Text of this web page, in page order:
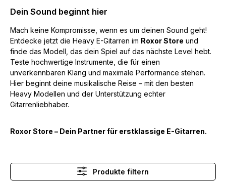
Dein Sound beginnt hier
Mach keine Kompromisse, wenn es um deinen Sound geht!
Entdecke jetzt die Heavy E-Gitarren im Roxor Store und
finde das Modell, das dein Spiel auf das nächste Level hebt.
Teste hochwertige Instrumente, die für einen
unverkennbaren Klang und maximale Performance stehen.
Hier beginnt deine musikalische Reise – mit den besten
Heavy Modellen und der Unterstützung echter
Gitarrenliebhaber.
Roxor Store – Dein Partner für erstklassige E-Gitarren.
Produkte filtern